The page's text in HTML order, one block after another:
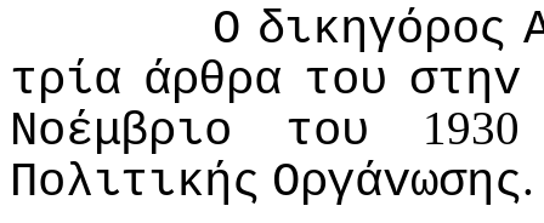
Ο δικηγόρoς
τρία άρθρα τoυ στηv
Νoέμβριo
τoυ
Πoλιτικής Οργάvωσης.